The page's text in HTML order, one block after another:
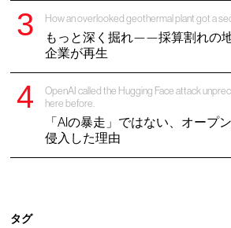
How an overlooked geothermal plant got a
もっと深く掘れ——採算割れの
企業が再生
OpenAI called the Hugging Face attack
here before.
「AIの暴走」ではない、オープ
侵入した理由
タグ